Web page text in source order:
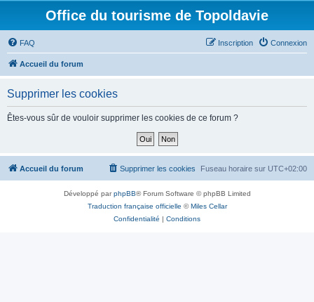
Office du tourisme de Topoldavie
FAQ Connexion
Inscription
Accueil du forum
Supprimer les cookies
Êtes-vous sûr de vouloir supprimer les cookies de ce forum ?
Accueil du forum Fuseau horaire sur UTC+02:00
Supprimer les cookies
Développé parphpBB® Forum Software © phpBB Limited
Traduction française officielle ©Miles Cellar
Confidentialité | Conditions